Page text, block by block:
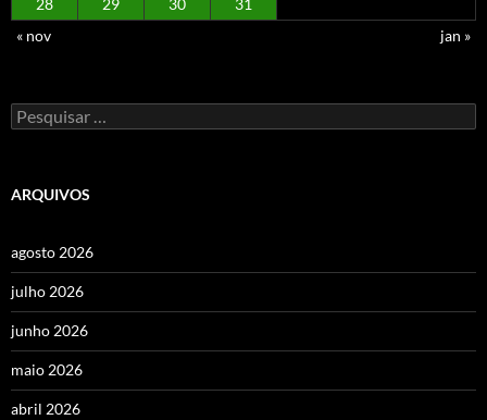
28
29 30
31
« nov
jan »
Pesquisar
por:
ARQUIVOS
agosto 2026
julho 2026
junho 2026
maio 2026
abril 2026